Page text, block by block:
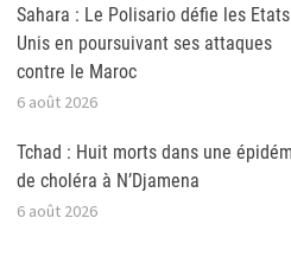
Sahara : Le Polisario défie les Etats
Unis en poursuivant ses attaques
contre le Maroc
6 août 2026
Tchad : Huit morts dans une
de choléra à N’Djamena
6 août 2026